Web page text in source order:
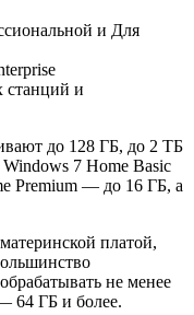
и Для
станций и
до 128 ГБ, до 2 ТБ
7 Home Basic
Premium — до 16 ГБ, а
платой,
не менее
64 ГБ и более.